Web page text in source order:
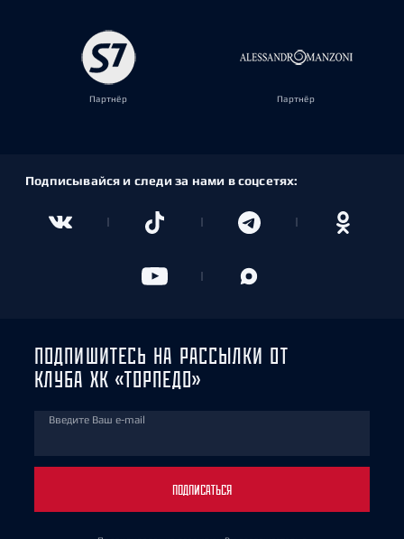
Партнёр Партнёр
Подписывайся и следи за нами в соцсетях:
ПОДПИШИТЕСЬ НА РАССЫЛКИ ОТ
КЛУБА ХК «ТОРПЕДО»
Введите Ваш e-mail
ПОДПИСАТЬСЯ